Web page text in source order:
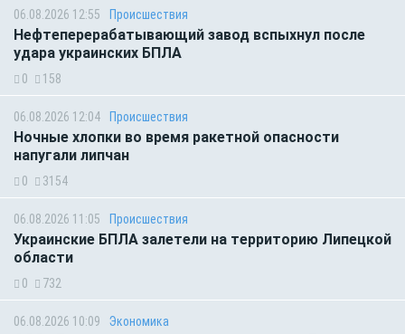
06.08.2026 12:55 Происшествия
Нефтеперерабатывающий завод вспыхнул после
удара украинских БПЛА
0 158
06.08.2026 12:04 Происшествия
Ночные хлопки во время ракетной опасности
напугали липчан
0 3154
06.08.2026 11:05 Происшествия
Украинские БПЛА залетели на территорию Липецкой
области
0 732
06.08.2026 10:09 Экономика